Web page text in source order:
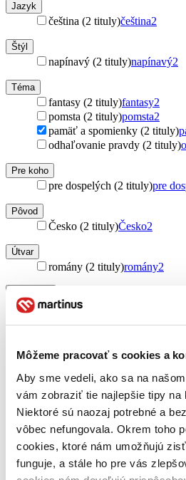
Môžeme pracovať s cookies a
Aby sme vedeli, ako sa na
vám zobraziť tie najlepšie tipy na
Niektoré sú naozaj potrebné a
vôbec nefungovala. Okrem toho
cookies, ktoré nám umožňujú
funguje, a stále ho pre vás
Jazyk
čeština (2 tituly)čeština2
Štýl
napínavý (2 tituly)napínavý2
Téma
fantasy (2 tituly)fantasy2
pomsta (2 tituly)pomsta2
pamäť a spomienky (2 tituly)
odhaľovanie pravdy (2 tituly)
Pre koho
pre dospelých (2 tituly)pre
Pôvod
Česko (2 tituly)Česko2
Útvar
romány (2 tituly)romány2
dark fantasy (2 tituly)
Jiří Dittrich (2 tituly)
Vydavateľstvo
Epocha (2 tituly) Epocha
Väzba
pevná väzba (1 titul)pevná
E-kniha: PDF (1 titul) E-